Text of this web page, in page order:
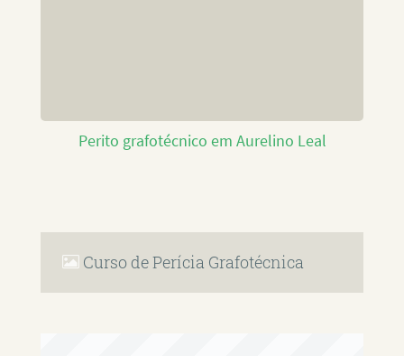
Perito grafotécnico em Aurelino Leal
Curso de Perícia Grafotécnica